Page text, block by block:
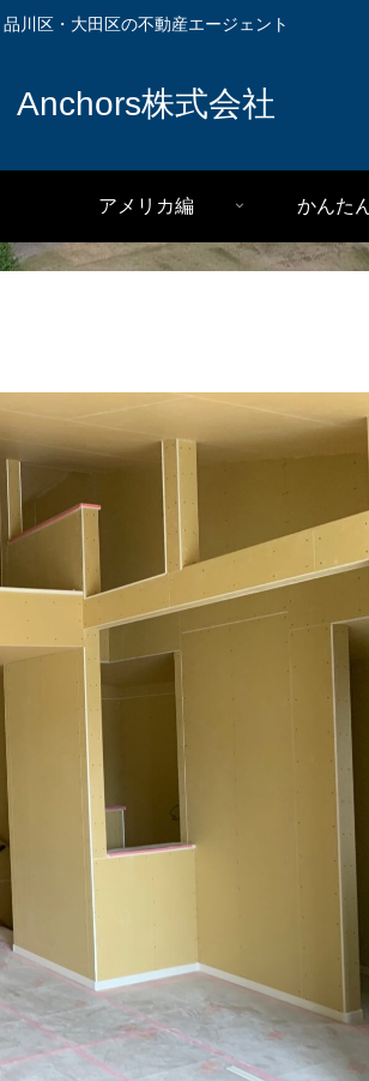
品川区・大田区の不動産エージェント
Anchors株式会社
アメリカ編 かんた